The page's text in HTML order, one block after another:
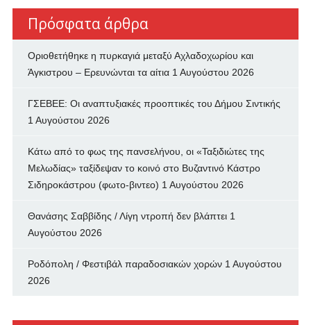
Πρόσφατα άρθρα
Οριοθετήθηκε η πυρκαγιά μεταξύ Αχλαδοχωρίου και
Άγκιστρου – Ερευνώνται τα αίτια 1 Αυγούστου 2026
ΓΣΕΒΕΕ: Οι αναπτυξιακές προοπτικές του Δήμου Σιντικής
1 Αυγούστου 2026
Κάτω από το φως της πανσελήνου, οι «Ταξιδιώτες της
Μελωδίας» ταξίδεψαν το κοινό στο Βυζαντινό Κάστρο
Σιδηροκάστρου (φωτο-βιντεο) 1 Αυγούστου 2026
Θανάσης Σαββίδης / Λίγη ντροπή δεν βλάπτει 1
Αυγούστου 2026
Ροδόπολη / Φεστιβάλ παραδοσιακών χορών 1 Αυγούστου
2026